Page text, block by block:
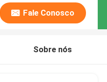
Fale Conosco
Sobre nós